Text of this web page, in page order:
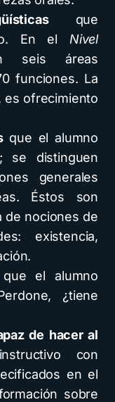
que
En el Nivel
seis áreas
funciones. La
es ofrecimiento
que el alumno
se distinguen
generales
Éstos son
de nociones de
existencia,
que el alumno
¿tiene
de hacer al
con
en el
sobre